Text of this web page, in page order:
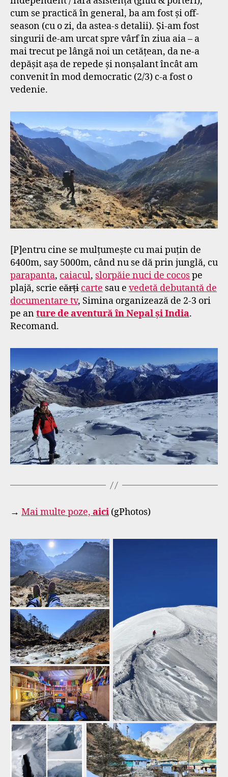
cum se practică în general, ba am fost și off-
season (cu o zi, da astea-s detalii). Și-am fost
singurii de-am urcat spre vârf în ziua aia – a
mai trecut pe lângă noi un cetățean, da ne-a
depășit așa de repede și nonșalant încât am
convenit în mod democratic (2/3) c-a fost o
vedenie.
[P]entru cine se mulțumește cu mai puțin de
6400m, say 5000m, când nu se dă prin junglă, cu
parapanta, caiacul, slorpăie nuci de cocospe
plajă, scrie cărți carte sau e vedetă debutantă de
documentare tv, Simina organizează de 2-3 ori
pe anture de aventură în Nepal și India.
Recomand.
→ Mai multe poze, aici (gPhotos)